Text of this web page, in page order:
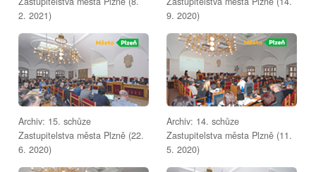
2. 2021)
9. 2020)
Archiv: 15. schůze
Zastupitelstva města Plzně (22.
6. 2020)
Archiv: 14. schůze
Zastupitelstva města Plzně (11.
5. 2020)